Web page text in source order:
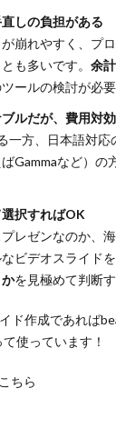
しの負担がある
崩れやすく、プ
も多いです。 余
ールの検討が必要
ルだが、費用対
一方、日本語対応
Gammaなど）の
択すればOK
レゼンなのか、
ビデオスライドを
を見極めて判断
ド作成であれば
使っています！
ちら